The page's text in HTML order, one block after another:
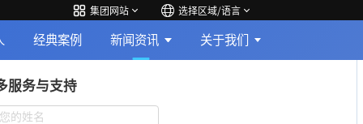
集团网站 选择区域/语言
经典案例 新闻资讯 关于我们
服务与支持
的姓名